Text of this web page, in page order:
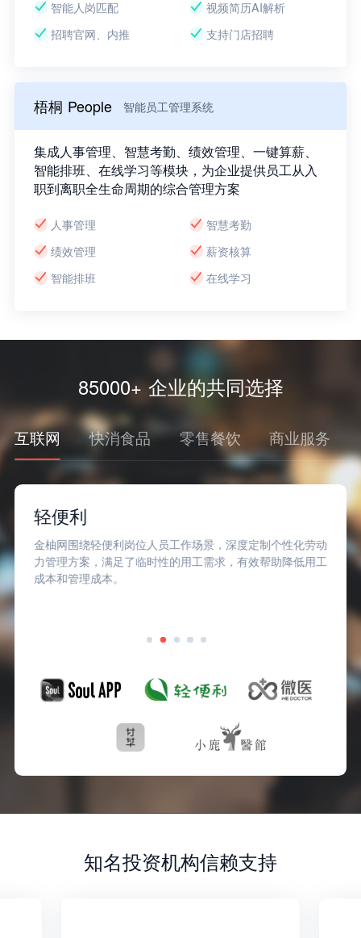
智能人岗匹配
视频简历AI解析
招聘官网、内推
支持门店招聘
梧桐 People 智能员工管理系统
集成人事管理、智慧考勤、绩效管理、一键算薪、
智能排班、在线学习等模块，为企业提供员工从入
职到离职全生命周期的综合管理方案
人事管理
智慧考勤
绩效管理
薪资核算
智能排班
在线学习
85000+ 企业的共同选择
互联网 快消食品 零售餐饮 商业服务
岗位人员工作场景，深度定制个性化劳动
了临时性的用工需求，有效帮助降低用工
在疫情的不确定性下
人才到岗问题，并围
知名投资机构信赖支持